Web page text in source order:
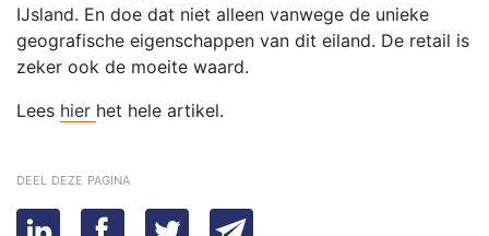
IJsland. En doe dat niet alleen vanwege de unieke
geografische eigenschappen van dit eiland. De retail is
zeker ook de moeite waard.
Lees hier het hele artikel.
deel deze pagina